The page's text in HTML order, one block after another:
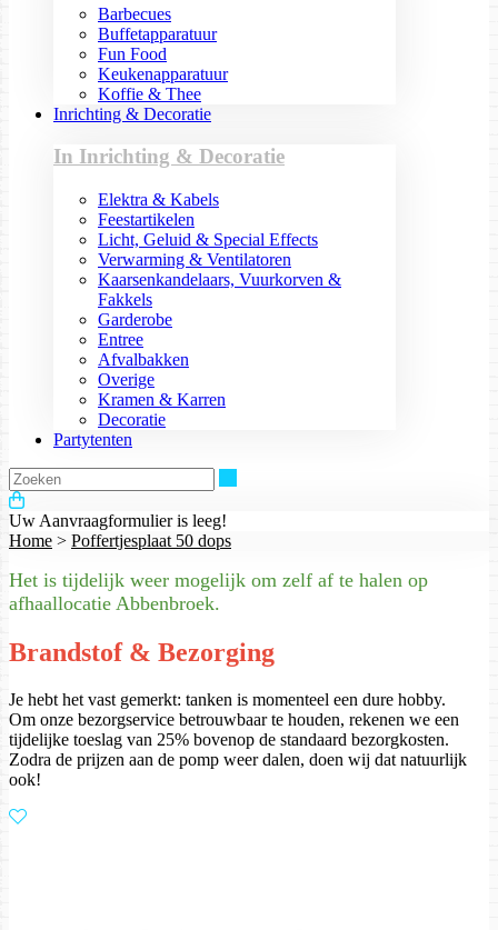
Barbecues
Buffetapparatuur
Fun Food
Keukenapparatuur
Koffie & Thee
Inrichting & Decoratie
In Inrichting & Decoratie
Elektra & Kabels
Feestartikelen
Licht, Geluid & Special Effects
Verwarming & Ventilatoren
Kaarsenkandelaars, Vuurkorven &
Fakkels
Garderobe
Entree
Afvalbakken
Overige
Kramen & Karren
Decoratie
Partytenten
Uw Aanvraagformulier is leeg!
Home > Poffertjesplaat 50 dops
Het is tijdelijk weer mogelijk om zelf af te halen op
afhaallocatie Abbenbroek.
Brandstof & Bezorging
Je hebt het vast gemerkt: tanken is momenteel een dure hobby.
Om onze bezorgservice betrouwbaar te houden, rekenen we een
tijdelijke toeslag van 25% bovenop de standaard bezorgkosten.
Zodra de prijzen aan de pomp weer dalen, doen wij dat natuurlijk
ook!